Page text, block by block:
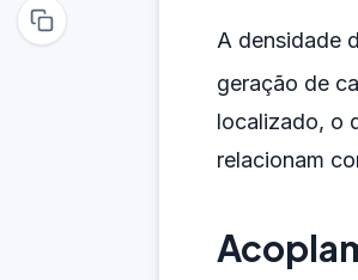
A densidade
geração de
localizado, o
relacionam